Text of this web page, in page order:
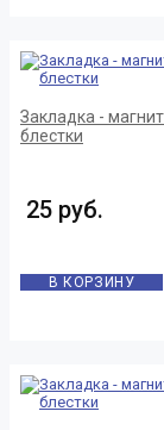
Закладка -
блестки
25 руб.
В КОРЗИНУ